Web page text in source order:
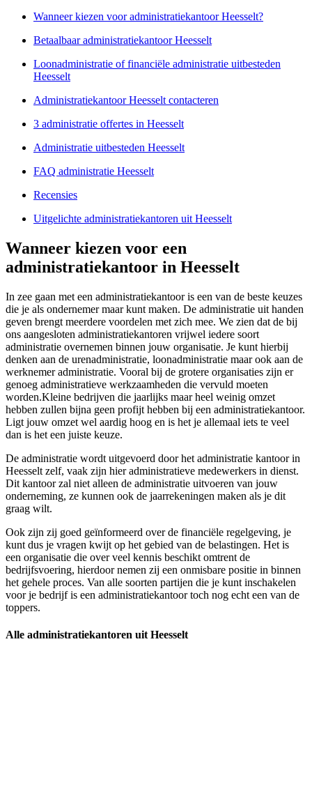
Wanneer kiezen voor administratiekantoor Heesselt?
Betaalbaar administratiekantoor Heesselt
Loonadministratie of financiële administratie uitbesteden
Heesselt
Administratiekantoor Heesselt contacteren
3 administratie offertes in Heesselt
Administratie uitbesteden Heesselt
FAQ administratie Heesselt
Recensies
Uitgelichte administratiekantoren uit Heesselt
Wanneer kiezen voor een
administratiekantoor in Heesselt
In zee gaan met een administratiekantoor is een van de beste keuzes
die je als ondernemer maar kunt maken. De administratie uit handen
geven brengt meerdere voordelen met zich mee. We zien dat de bij
ons aangesloten administratiekantoren vrijwel iedere soort
administratie overnemen binnen jouw organisatie. Je kunt hierbij
denken aan de urenadministratie, loonadministratie maar ook aan de
werknemer administratie. Vooral bij de grotere organisaties zijn er
genoeg administratieve werkzaamheden die vervuld moeten
worden.Kleine bedrijven die jaarlijks maar heel weinig omzet
hebben zullen bijna geen profijt hebben bij een administratiekantoor.
Ligt jouw omzet wel aardig hoog en is het je allemaal iets te veel
dan is het een juiste keuze.
De administratie wordt uitgevoerd door het administratie kantoor in
Heesselt zelf, vaak zijn hier administratieve medewerkers in dienst.
Dit kantoor zal niet alleen de administratie uitvoeren van jouw
onderneming, ze kunnen ook de jaarrekeningen maken als je dit
graag wilt.
Ook zijn zij goed geïnformeerd over de financiële regelgeving, je
kunt dus je vragen kwijt op het gebied van de belastingen. Het is
een organisatie die over veel kennis beschikt omtrent de
bedrijfsvoering, hierdoor nemen zij een onmisbare positie in binnen
het gehele proces. Van alle soorten partijen die je kunt inschakelen
voor je bedrijf is een administratiekantoor toch nog echt een van de
toppers.
Alle administratiekantoren uit Heesselt